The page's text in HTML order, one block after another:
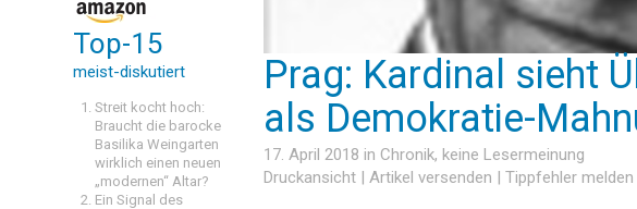
Top-15
meist-diskutiert
Streit kocht hoch:
Braucht die barocke
Basilika Weingarten
wirklich einen neuen
„modernen“ Altar?
Ein Signal des
Prag: Kardinal sieht
als Demokratie-
17. April 2018 in Chronik, keine Lesermeinung
Druckansicht | Artikel versenden | Tippfehler melden